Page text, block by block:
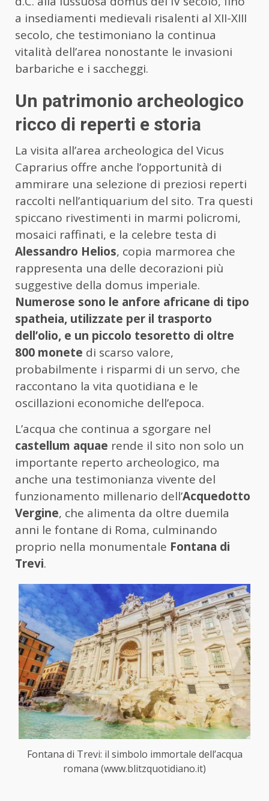
a insediamenti medievali risalenti al XII-XIII
secolo, che testimoniano la continua
vitalità dell’area nonostante le invasioni
barbariche e i saccheggi.
Un patrimonio archeologico
ricco di reperti e storia
La visita all’area archeologica del Vicus
Caprarius offre anche l’opportunità di
ammirare una selezione di preziosi reperti
raccolti nell’antiquarium del sito. Tra questi
spiccano rivestimenti in marmi policromi,
mosaici raffinati, e la celebre testa di
Alessandro Helios, copia marmorea che
rappresenta una delle decorazioni più
suggestive della domus imperiale.
Numerose sono le anfore africane di tipo
spatheia, utilizzate per il trasporto
dell’olio, e un piccolo tesoretto di oltre
800 monete di scarso valore,
probabilmente i risparmi di un servo, che
raccontano la vita quotidiana e le
oscillazioni economiche dell’epoca.
L’acqua che continua a sgorgare nel
castellum aquae rende il sito non solo un
importante reperto archeologico, ma
anche una testimonianza vivente del
funzionamento millenario dell’Acquedotto
Vergine, che alimenta da oltre duemila
anni le fontane di Roma, culminando
proprio nella monumentale Fontana di
Trevi.
Fontana di Trevi: il simbolo immortale dell’acqua
romana (www.blitzquotidiano.it)